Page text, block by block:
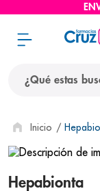
Hepabionta
términos
1. protector
2. pañales